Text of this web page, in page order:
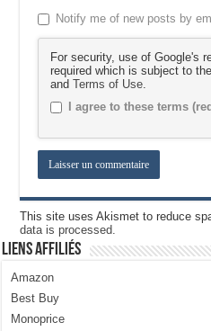
Notify me of new posts by
For security, use of Google's
required which is subject to
andTerms of Use
I agree to these terms
This site uses Akismet to reduce
data is processed.
Liens Affiliés
Amazon
Best Buy
Monoprice